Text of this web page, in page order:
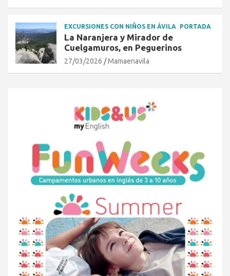
EXCURSIONES CON NIÑOS EN ÁVILA PORTADA
La Naranjera y Mirador de
Cuelgamuros, en Peguerinos
27/03/2026 Mamaenavila